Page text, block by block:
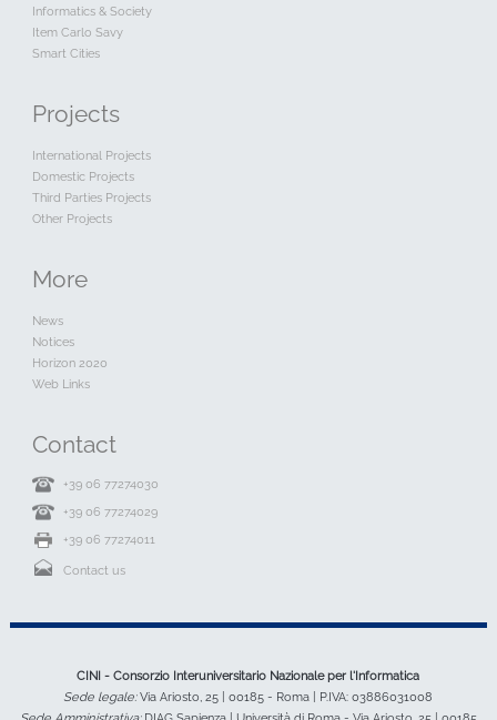
Informatics & Society
Item Carlo Savy
Smart Cities
Projects
International Projects
Domestic Projects
Third Parties Projects
Other Projects
More
News
Notices
Horizon 2020
Web Links
Contact
+39 06 77274030
+39 06 77274029
+39 06 77274011
Contact us
CINI - Consorzio Interuniversitario Nazionale per l'Informatica
Sede legale:Via Ariosto, 25 | 00185 - Roma | P.IVA: 03886031008